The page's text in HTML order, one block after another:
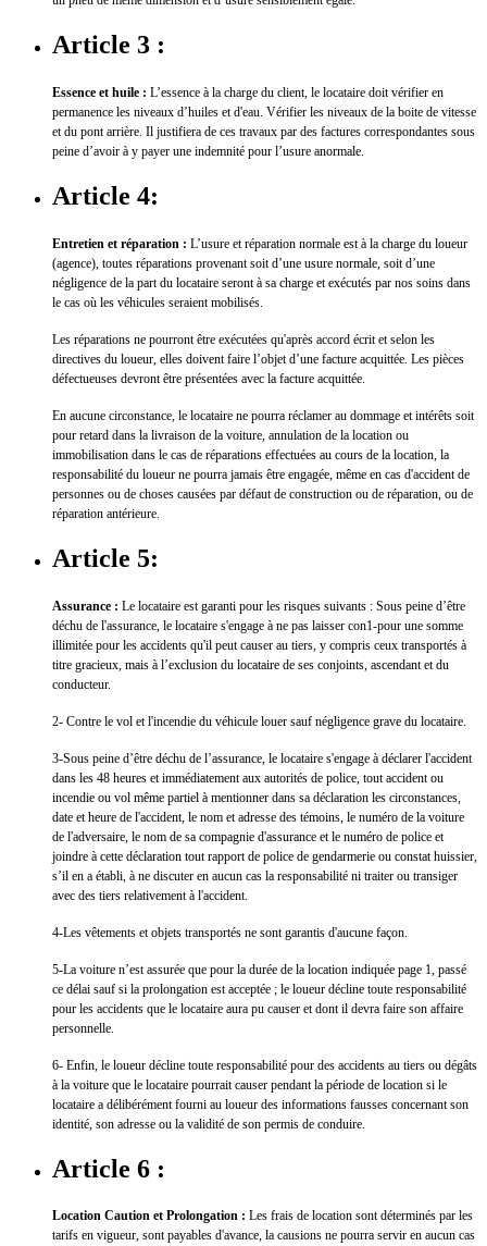
Article 3 :
Essence et huile : L’essence à la charge du client, le locataire doit vérifier en
permanence les niveaux d’huiles et d'eau. Vérifier les niveaux de la boite de vitesse
et du pont arrière. Il justifiera de ces travaux par des factures correspondantes sous
peine d’avoir à y payer une indemnité pour l’usure anormale.
Article 4:
Entretien et réparation : L’usure et réparation normale est à la charge du loueur
(agence), toutes réparations provenant soit d’une usure normale, soit d’une
négligence de la part du locataire seront à sa charge et exécutés par nos soins dans
le cas où les véhicules seraient mobilisés.
Les réparations ne pourront être exécutées qu'après accord écrit et selon les
directives du loueur, elles doivent faire l’objet d’une facture acquittée. Les pièces
défectueuses devront être présentées avec la facture acquittée.
En aucune circonstance, le locataire ne pourra réclamer au dommage et intérêts soit
pour retard dans la livraison de la voiture, annulation de la location ou
immobilisation dans le cas de réparations effectuées au cours de la location, la
responsabilité du loueur ne pourra jamais être engagée, même en cas d'accident de
personnes ou de choses causées par défaut de construction ou de réparation, ou de
réparation antérieure.
Article 5:
Assurance : Le locataire est garanti pour les risques suivants : Sous peine d’être
déchu de l'assurance, le locataire s'engage à ne pas laisser con1-pour une somme
illimitée pour les accidents qu'il peut causer au tiers, y compris ceux transportés à
titre gracieux, mais à l’exclusion du locataire de ses conjoints, ascendant et du
conducteur.
2- Contre le vol et l'incendie du véhicule louer sauf négligence grave du locataire.
3-Sous peine d’être déchu de l’assurance, le locataire s'engage à déclarer l'accident
dans les 48 heures et immédiatement aux autorités de police, tout accident ou
incendie ou vol même partiel à mentionner dans sa déclaration les circonstances,
date et heure de l'accident, le nom et adresse des témoins, le numéro de la voiture
de l'adversaire, le nom de sa compagnie d'assurance et le numéro de police et
joindre à cette déclaration tout rapport de police de gendarmerie ou constat huissier,
s’il en a établi, à ne discuter en aucun cas la responsabilité ni traiter ou transiger
avec des tiers relativement à l'accident.
4-Les vêtements et objets transportés ne sont garantis d'aucune façon.
5-La voiture n’est assurée que pour la durée de la location indiquée page 1, passé
ce délai sauf si la prolongation est acceptée ; le loueur décline toute responsabilité
pour les accidents que le locataire aura pu causer et dont il devra faire son affaire
personnelle.
6- Enfin, le loueur décline toute responsabilité pour des accidents au tiers ou dégâts
à la voiture que le locataire pourrait causer pendant la période de location si le
locataire a délibérément fourni au loueur des informations fausses concernant son
identité, son adresse ou la validité de son permis de conduire.
Article 6 :
Location Caution et Prolongation : Les frais de location sont déterminés par les
tarifs en vigueur, sont payables d'avance, la causions ne pourra servir en aucun cas